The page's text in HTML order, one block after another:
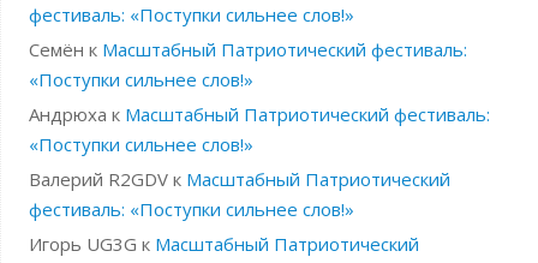
фестиваль: «Поступки сильнее слов!»
Семён к Масштабный Патриотический фестиваль:
«Поступки сильнее слов!»
Андрюха к Масштабный Патриотический фестиваль:
«Поступки сильнее слов!»
Валерий R2GDVк Масштабный Патриотический
фестиваль: «Поступки сильнее слов!»
Игорь UG3G к Масштабный Патриотический